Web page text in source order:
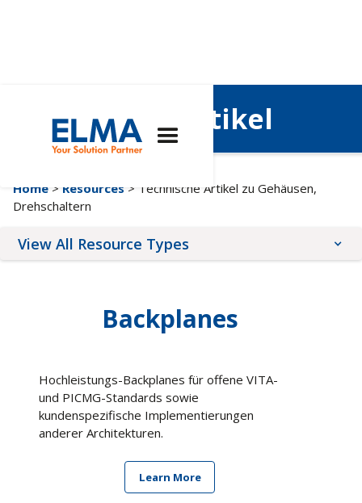
Technische Artikel
Home > Resources > Technische Artikel zu Gehäusen,
Drehschaltern
View All Resource Types
Technical Articles
Videos
Backplanes
Hochleistungs-Backplanes für offene VITA-
und PICMG-Standards sowie
kundenspezifische Implementierungen
anderer Architekturen.
Learn More